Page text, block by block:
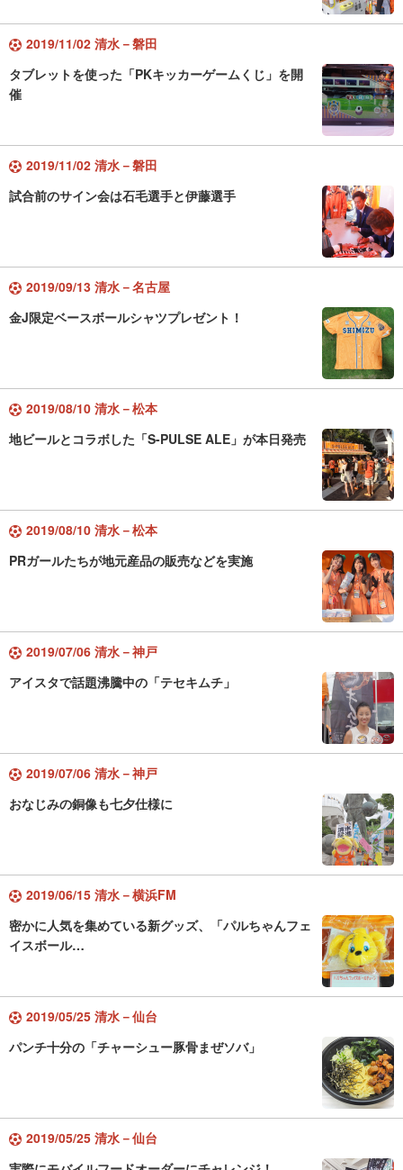
2019/11/02 清水－磐田
タブレットを使った「PKキッカーゲームくじ」を開
催
2019/11/02 清水－磐田
試合前のサイン会は石毛選手と伊藤選手
2019/09/13 清水－名古屋
金J限定ベースボールシャツプレゼント！
2019/08/10 清水－松本
地ビールとコラボした「S-PULSE ALE」が本日発売
2019/08/10 清水－松本
PRガールたちが地元産品の販売などを実施
2019/07/06 清水－神戸
アイスタで話題沸騰中の「テセキムチ」
2019/07/06 清水－神戸
おなじみの銅像も七夕仕様に
2019/06/15 清水－横浜FM
密かに人気を集めている新グッズ、「パルちゃんフェ
イスボール…
2019/05/25 清水－仙台
パンチ十分の「チャーシュー豚骨まぜソバ」
2019/05/25 清水－仙台